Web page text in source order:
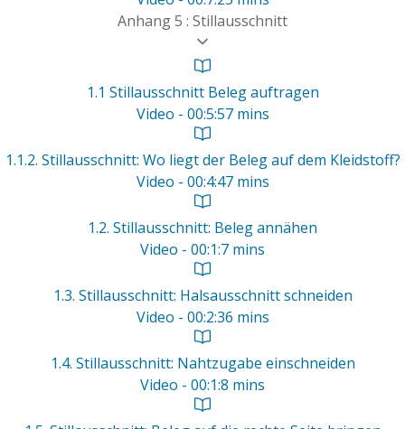
Anhang 5 : Stillausschnitt
1.1 Stillausschnitt Beleg auftragen
Video - 00:5:57 mins
1.1.2. Stillausschnitt: Wo liegt der Beleg auf dem Kleidstoff?
Video - 00:4:47 mins
1.2. Stillausschnitt: Beleg annähen
Video - 00:1:7 mins
1.3. Stillausschnitt: Halsausschnitt schneiden
Video - 00:2:36 mins
1.4. Stillausschnitt: Nahtzugabe einschneiden
Video - 00:1:8 mins